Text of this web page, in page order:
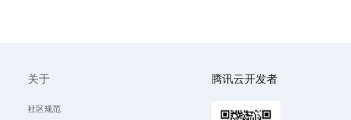
关于
社区规范
腾讯云开发者